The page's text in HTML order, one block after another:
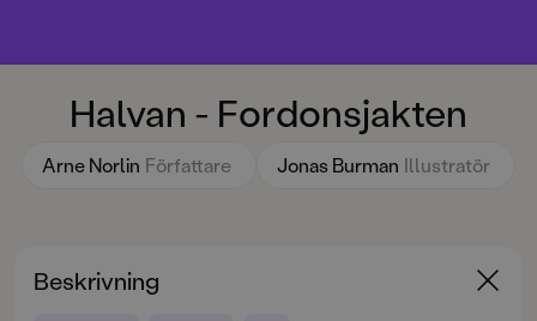
Halvan - Fordonsjakten
Arne Norlin Författare Jonas Burman Illustratör
Beskrivning